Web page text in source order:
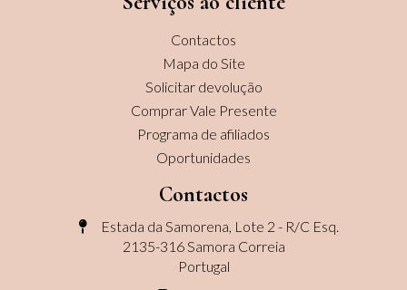
Contactos
Mapa do Site
Solicitar devolução
Comprar Vale Presente
Programa de afiliados
Oportunidades
Contactos
Estada da Samorena, Lote 2 - R/C Esq.
2135-316 Samora Correia
Portugal